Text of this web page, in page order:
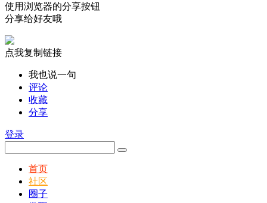
使用浏览器的分享按钮
分享给好友哦
点我复制链接
我也说一句
评论
收藏
分享
登录
首页
社区
圈子